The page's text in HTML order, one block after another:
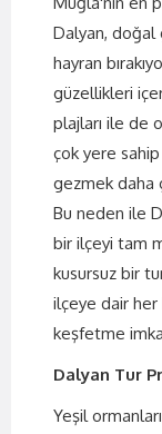
Dalyan,
hayran
güzellikleri
plajları ile de
çok yere
gezmek daha
Bu neden ile
bir ilçeyi tam
kusursuz bir
ilçeye dair
keşfetme
Dalyan Tur
Yeşil